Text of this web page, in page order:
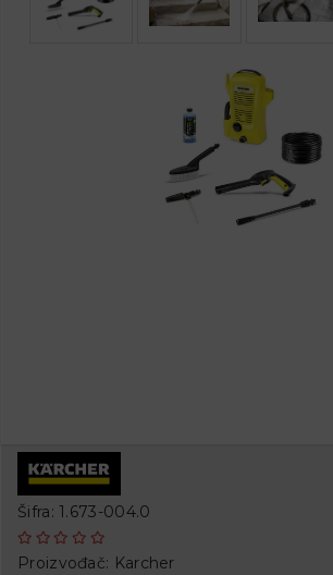
Šifra: 1.673-004.0
Proizvođač: Karcher